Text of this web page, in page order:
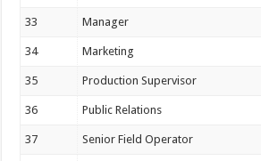
33 Manager
34 Marketing
35 Production Supervisor
36 Public Relations
37 Senior Field Operator